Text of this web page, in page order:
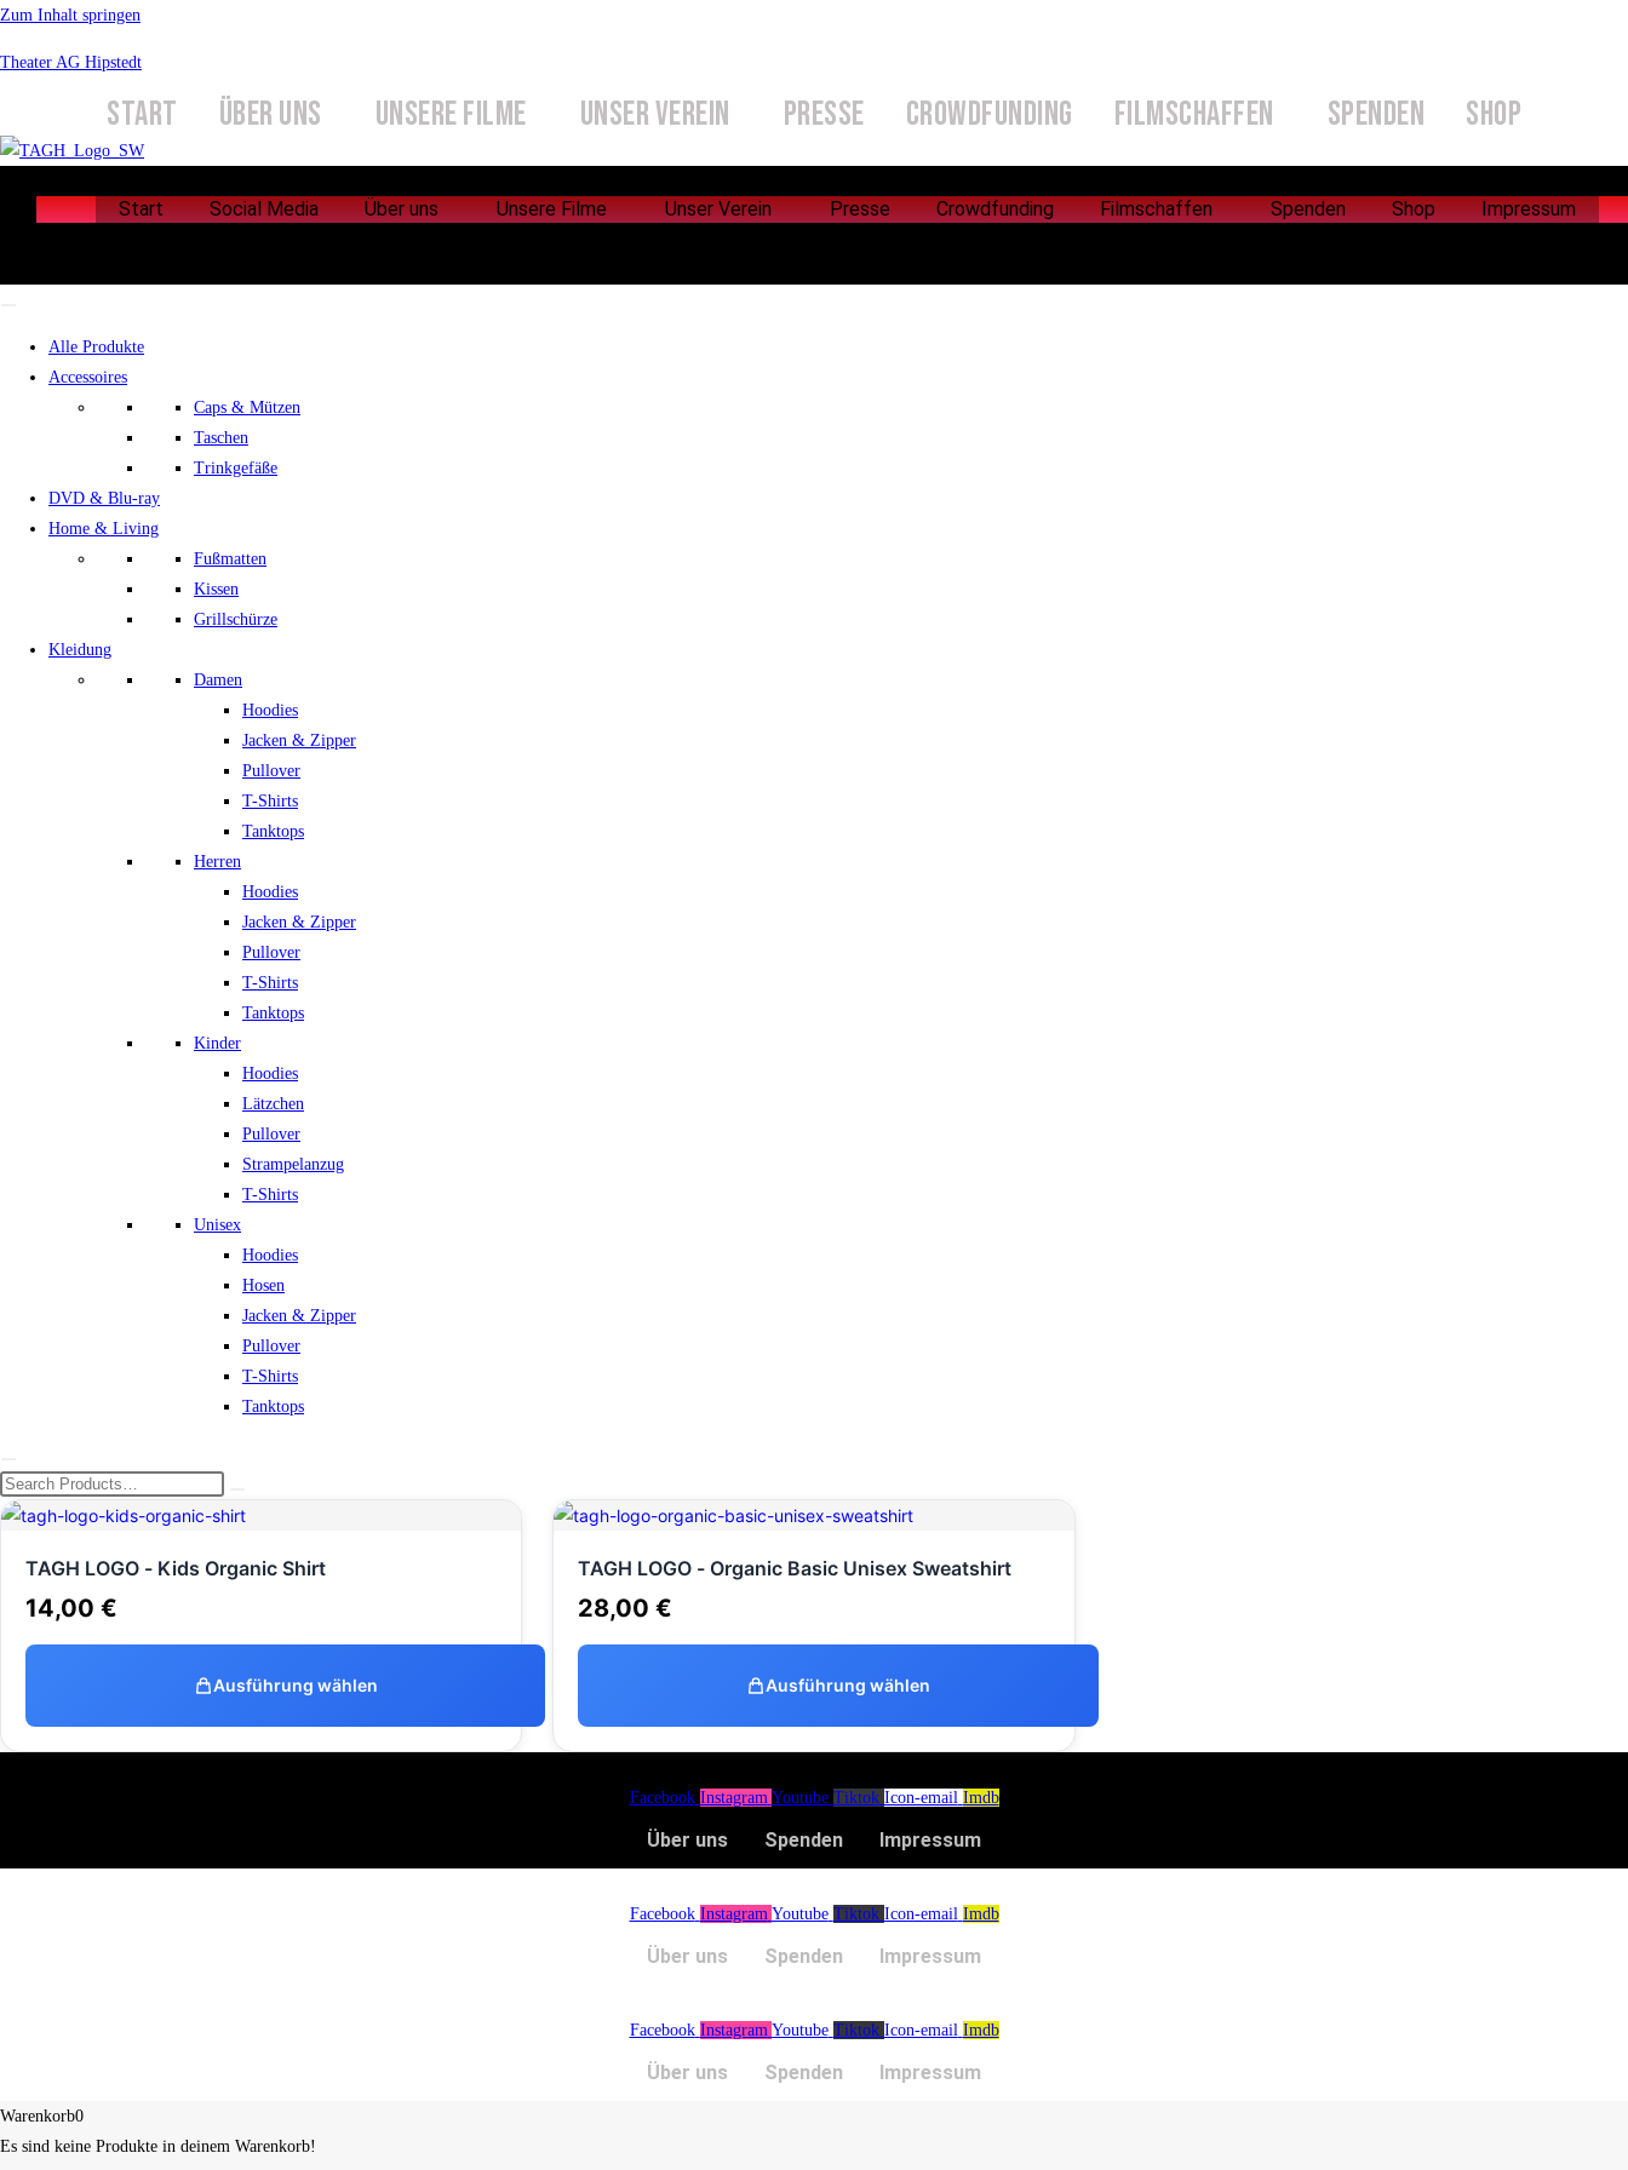
Zum Inhalt springen
Theater AG Hipstedt
START ÜBER UNS UNSERE FILME UNSER VEREIN PRESSE CROWDFUNDING FILMSCHAFFEN SPENDEN SHOP
Start Social Media Über uns Unsere Filme Unser Verein Presse Crowdfunding Filmschaffen Spenden Shop Impressum
Alle Produkte
Accessoires
Caps & Mützen
Taschen
Trinkgefäße
DVD & Blu-ray
Home & Living
Fußmatten
Kissen
Grillschürze
Kleidung
Damen
Hoodies
Jacken & Zipper
Pullover
T-Shirts
Tanktops
Herren
Hoodies
Jacken & Zipper
Pullover
T-Shirts
Tanktops
Kinder
Hoodies
Lätzchen
Pullover
Strampelanzug
T-Shirts
Unisex
Hoodies
Hosen
Jacken & Zipper
Pullover
T-Shirts
Tanktops
TAGH LOGO - Kids Organic Shirt
14,00 €
Ausführung wählen
TAGH LOGO - Organic Basic Unisex Sweatshirt
28,00€
Ausführung wählen
Facebook Instagram Youtube Tiktok Icon-email Imdb
Über uns Spenden Impressum
Facebook Instagram Youtube Tiktok Icon-email Imdb
Über uns Spenden Impressum
Facebook Instagram Youtube Tiktok Icon-email Imdb
Über uns Spenden Impressum
Warenkorb0
Es sind keine Produkte in deinem Warenkorb!